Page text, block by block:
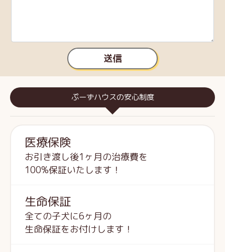
送信
ぷーずハウスの安心制度
医療保険
お引き渡し後1ヶ月の治療費を
100%保証いたします！
生命保証
全ての子犬に6ヶ月の
生命保証をお付けします！